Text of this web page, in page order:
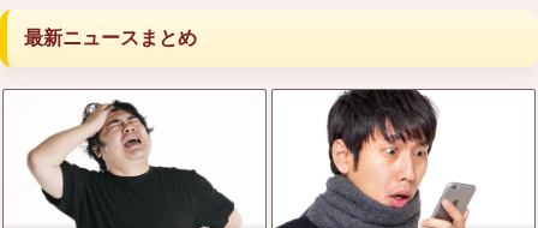
最新ニュースまとめ